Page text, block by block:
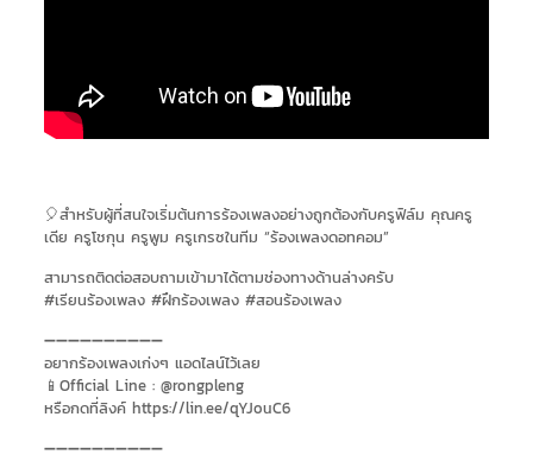
🎈สำหรับผู้ที่สนใจเริ่มต้นการร้องเพลงอย่างถูกต้องกับครูฟิล์ม คุณครู
เดีย ครูโชกุน ครูพูม ครูเกรซในทีม “ร้องเพลงดอทคอม”
สามารถติดต่อสอบถามเข้ามาได้ตามช่องทางด้านล่างครับ
#เรียนร้องเพลง #ฝึกร้องเพลง #สอนร้องเพลง
➖➖➖➖➖➖➖➖➖➖
อยากร้องเพลงเก่งๆ แอดไลน์ไว้เลย
📱Official Line : @rongpleng
หรือกดที่ลิงค์ https://lin.ee/qYJouC6
➖➖➖➖➖➖➖➖➖➖